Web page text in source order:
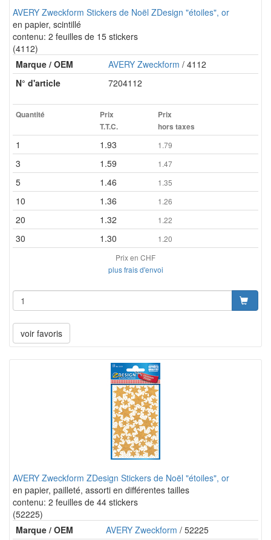
AVERY Zweckform Stickers de Noël ZDesign "étoiles", or
en papier, scintillé
contenu: 2 feuilles de 15 stickers
(4112)
Marque / OEM
AVERY Zweckform / 4112
N° d'article
7204112
Quantité
Prix
T.T.C.
Prix
hors taxes
1 1.93 1.79
3 1.59 1.47
5 1.46 1.35
10 1.36 1.26
20 1.32 1.22
30 1.30
1.20
Prix en CHF
plus frais d'envoi
voir favoris
AVERY Zweckform ZDesign Stickers de Noël "étoiles", or
en papier, pailleté, assorti en différentes tailles
contenu: 2 feuilles de 44 stickers
(52225)
Marque / OEM
AVERY Zweckform / 52225